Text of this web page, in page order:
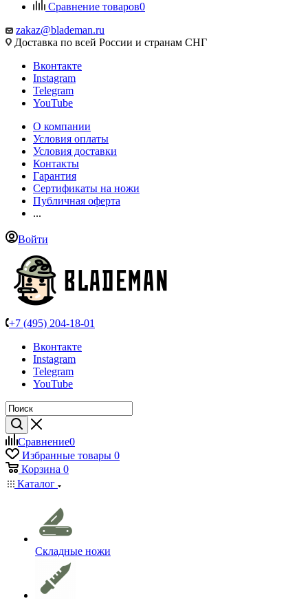
Сравнение товаров0
zakaz@blademan.ru
Доставка по всей России и странам СНГ
Вконтакте
Instagram
Telegram
YouTube
О компании
Условия оплаты
Условия доставки
Контакты
Гарантия
Сертификаты на ножи
Публичная оферта
...
Войти
+7 (495) 204-18-01
Вконтакте
Instagram
Telegram
YouTube
Сравнение0
Избранные товары 0
Корзина 0
Каталог
Складные ножи